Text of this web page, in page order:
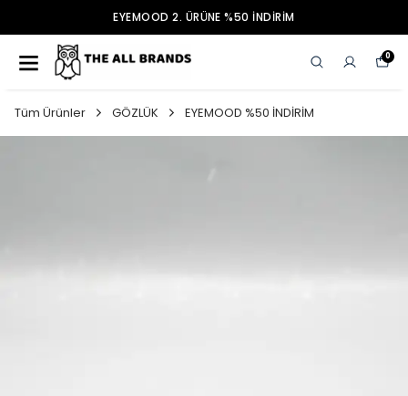
EYEMOOD 2. ÜRÜNE %50 İNDİRİM
0
Tüm Ürünler GÖZLÜK EYEMOOD %50 İNDİRİM